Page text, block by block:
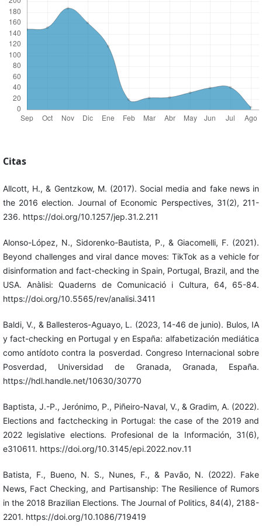
Citas
Allcott, H., & Gentzkow, M. (2017). Social media and fake news in
the 2016 election. Journal of Economic Perspectives, 31(2), 211-
236. https://doi.org/10.1257/jep.31.2.211
Alonso-López, N., Sidorenko-Bautista, P., & Giacomelli, F. (2021).
Beyond challenges and viral dance moves: TikTok as a vehicle for
disinformation and fact-checking in Spain, Portugal, Brazil, and the
USA. Anàlisi: Quaderns de Comunicació i Cultura, 64, 65-84.
https://doi.org/10.5565/rev/analisi.3411
Baldi, V., & Ballesteros-Aguayo, L. (2023, 14-46 de junio). Bulos, IA
y fact-checking en Portugal y en España: alfabetización mediática
como antídoto contra la posverdad. Congreso Internacional sobre
Posverdad, Universidad de Granada, Granada, España.
https://hdl.handle.net/10630/30770
Baptista, J.-P., Jerónimo, P., Piñeiro-Naval, V., & Gradim, A. (2022).
Elections and factchecking in Portugal: the case of the 2019 and
2022 legislative elections. Profesional de la Información, 31(6),
e310611. https://doi.org/10.3145/epi.2022.nov.11
Batista, F., Bueno, N. S., Nunes, F., & Pavão, N. (2022). Fake
News, Fact Checking, and Partisanship: The Resilience of Rumors
in the 2018 Brazilian Elections. The Journal of Politics, 84(4), 2188-
2201. https://doi.org/10.1086/719419